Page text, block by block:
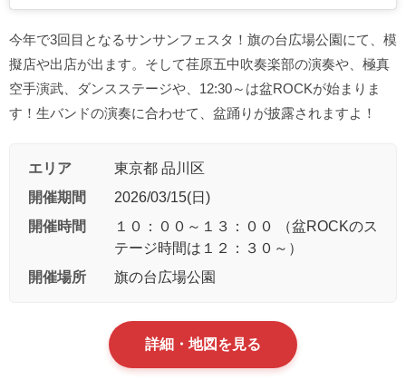
今年で3回目となるサンサンフェスタ！旗の台広場公園にて、模
擬店や出店が出ます。そして荏原五中吹奏楽部の演奏や、極真
空手演武、ダンスステージや、12:30～は盆ROCKが始まりま
す！生バンドの演奏に合わせて、盆踊りが披露されますよ！
エリア
東京都 品川区
開催期間
2026/03/15(日)
開催時間
１０：００～１３：００ （盆ROCKのス
テージ時間は１２：３０～）
開催場所
旗の台広場公園
詳細・地図を見る